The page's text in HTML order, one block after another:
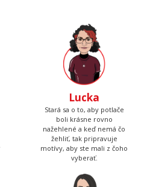
Lucka
Stará sa o to, aby potlače
boli krásne rovno
nažehlené a keď nemá čo
žehliť, tak pripravuje
motívy, aby ste mali z čoho
vyberať.